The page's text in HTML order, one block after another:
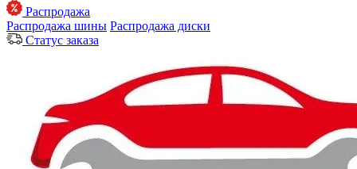
Распродажа
Распродажа шины Распродажа диски
Статус заказа